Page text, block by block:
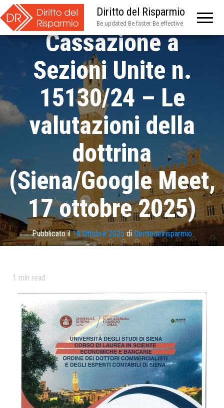
Diritto del Risparmio
Be updated Be faster Be effective
leasing –
Cassazione a
Sezioni Unite n.
15130/24 – Le
valutazioni della
dottrina
(Siena/Google Meet,
17 ottobre 2025)
Pubblicato il14 Ottobre 2025di Dirittodelrisparmio
Categoria: Eventi
1 min read